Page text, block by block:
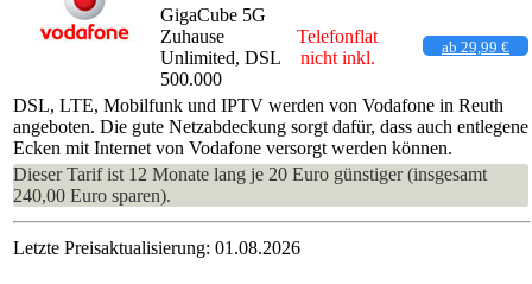
GigaCube 5G
Zuhause
Unlimited, DSL
500.000
Telefonflat
nicht inkl.
ab 29,99 €
DSL, LTE, Mobilfunk und IPTV werden von Vodafone in Reuth
angeboten. Die gute Netzabdeckung sorgt dafür, dass auch entlegene
Ecken mit Internet von Vodafone versorgt werden können.
Dieser Tarif ist 12 Monate lang je 20 Euro günstiger (insgesamt
240,00 Euro sparen).
Letzte Preisaktualisierung: 01.08.2026